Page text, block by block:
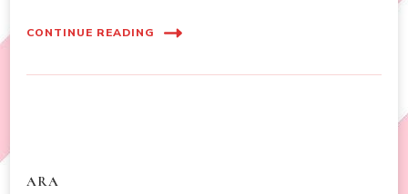
CONTINUE READING
ARA